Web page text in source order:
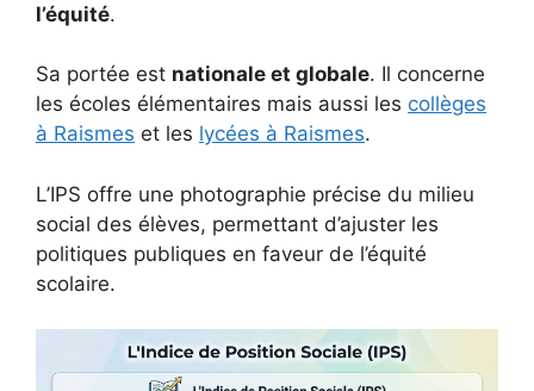
l’équité.
Sa portée est nationale et globale. Il concerne
les écoles élémentaires mais aussi les collèges
à Raismes et les lycées à Raismes.
L’IPS offre une photographie précise du milieu
social des élèves, permettant d’ajuster les
politiques publiques en faveur de l’équité
scolaire.